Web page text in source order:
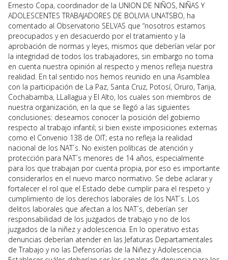
Ernesto Copa, coordinador de la UNION DE NIÑOS, NIÑAS Y
ADOLESCENTES TRABAJADORES DE BOLIVIA UNATSBO, ha
comentado al Observatorio SELVAS que “nosotros estamos
preocupados y en desacuerdo por el tratamiento y la
aprobación de normas y leyes, mismos que deberían velar por
la integridad de todos los trabajadores, sin embargo no toma
en cuenta nuestra opinión al respecto y menos refleja nuestra
realidad. En tal sentido nos hemos reunido en una Asamblea
con la participación de La Paz, Santa Cruz, Potosí, Oruro, Tarija,
Cochabamba, LLallagua y El Alto, los cuales son miembros de
nuestra organización, en la que se llegó a las siguientes
conclusiones: deseamos conocer la posición del gobierno
respecto al trabajo infantil; si bien existe imposiciones externas
como el Convenio 138 de OIT; esta no refleja la realidad
nacional de los NAT´s. No existen políticas de atención y
protección para NAT´s menores de 14 años, especialmente
para los que trabajan por cuenta propia, por eso es importante
considerarlos en el nuevo marco normativo. Se debe aclarar y
fortalecer el rol que el Estado debe cumplir para el respeto y
cumplimiento de los derechos laborales de los NAT´s. Los
delitos laborales que afectan a los NAT´s, deberían ser
responsabilidad de los juzgados de trabajo y no de los
juzgados de la niñez y adolescencia. En lo operativo estas
denuncias deberían atender en las Jefaturas Departamentales
de Trabajo y no las Defensorías de la Niñez y Adolescencia.